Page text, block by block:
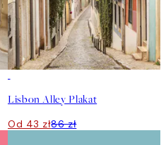
Lisbon Alley Plakat
Od 43 zł86 zł